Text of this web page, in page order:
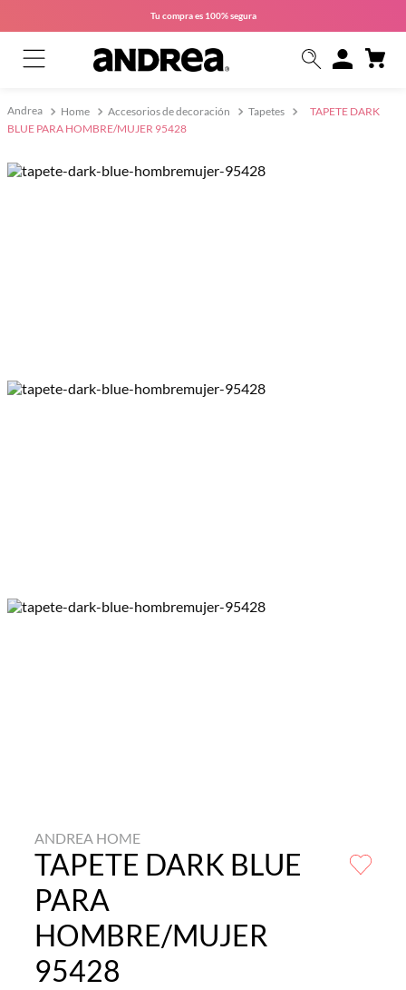
Tu compra es 100% segura
Home Accesorios de decoración Tapetes
TAPETE DARK
BLUE PARA HOMBRE/MUJER 95428
ANDREA HOME
TAPETE DARK BLUE
PARA
HOMBRE/MUJER
95428